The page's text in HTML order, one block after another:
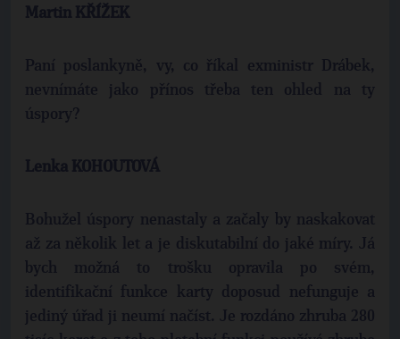
Martin KŘÍŽEK
Paní poslankyně, vy, co říkal exministr Drábek,
nevnímáte jako přínos třeba ten ohled na ty
úspory?
Lenka KOHOUTOVÁ
Bohužel úspory nenastaly a začaly by naskakovat
až za několik let a je diskutabilní do jaké míry. Já
bych možná to trošku opravila po svém,
identifikační funkce karty doposud nefunguje a
jediný úřad ji neumí načíst. Je rozdáno zhruba 280